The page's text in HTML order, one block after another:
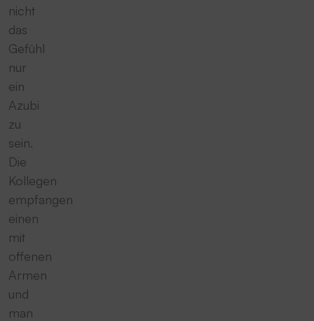
nicht
das
Gefühl
nur
ein
Azubi
zu
sein.
Die
Kollegen
empfangen
einen
mit
offenen
Armen
und
man